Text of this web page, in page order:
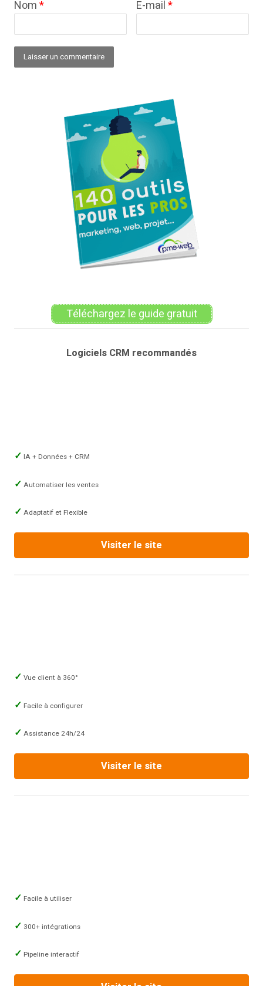
Nom* E-mail*
Téléchargez le guide gratuit
Logiciels CRM recommandés
IA + Données + CRM
Automatiser les ventes
Adaptatif et Flexible
Visiter le site
Vue client à 360°
Facile à configurer
Assistance 24h/24
Visiter le site
Facile à utiliser
300+ intégrations
Pipeline interactif